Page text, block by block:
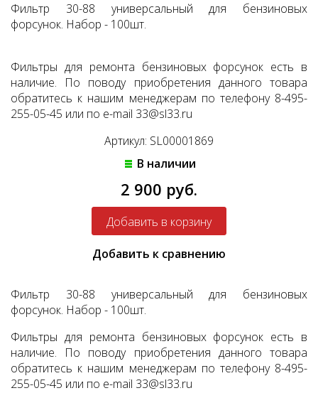
Фильтр 30-88 универсальный для бензиновых
форсунок. Набор - 100шт.
Фильтры для ремонта бензиновых форсунок есть в
наличие. По поводу приобретения данного товара
обратитесь к нашим менеджерам по телефону 8-495-
255-05-45 или по e-mail 33@sl33.ru
Артикул: SL00001869
В наличии
2 900 руб.
Добавить к сравнению
Фильтр 30-88 универсальный для бензиновых
форсунок. Набор - 100шт.
Фильтры для ремонта бензиновых форсунок есть в
наличие. По поводу приобретения данного товара
обратитесь к нашим менеджерам по телефону 8-495-
255-05-45 или по e-mail 33@sl33.ru